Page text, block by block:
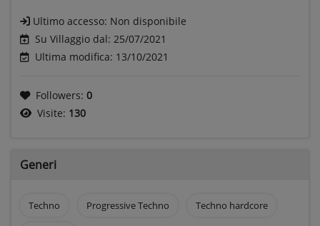
Ultimo accesso: Non disponibile
Su Villaggio dal: 25/07/2021
Ultima modifica: 13/10/2021
Followers: 0
Visite: 130
Generi
Techno Progressive Techno Techno hardcore